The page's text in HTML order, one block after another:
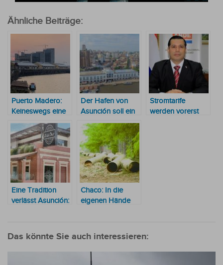
Ähnliche Beiträge:
Puerto Madero:
Keineswegs eine
schlechte Idee
Der Hafen von
Asunción soll ein
kulturelles
Epizentrum
werden
Stromtarife
werden vorerst
Eine Tradition
verlässt Asunción:
Chaco: In die
eigenen Hände
Das könnte Sie auch interessieren: